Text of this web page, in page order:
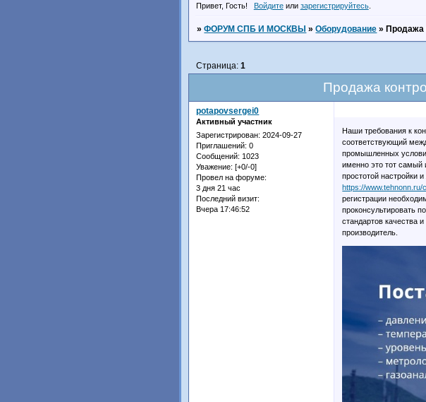
Привет, Гость! Войдитеили зарегистрируйтесь.
»ФОРУМ СПБ И МОСКВЫ »Оборудование » Продажа
Продажа
Страница:1
potapovsergei0
Активный участник
Зарегистрирован: 2024-09-27
Приглашений: 0
Сообщений: 1023
Уважение: [+0/-0]
Провел на форуме:
3 дня 21 час
Последний визит:
Вчера 17:46:52
Наши требования к
соответствующий
промышленных
именно это тот самый
простотой настройки
https://
регистрации
проконсультировать
стандартов качества
производитель.